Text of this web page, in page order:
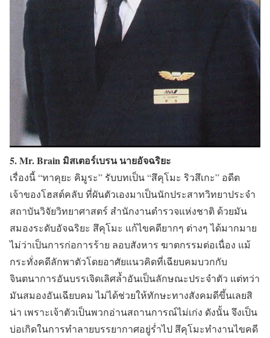
5. Mr. Brain มิสเตอร์เบรน นายอัจฉริยะ
เรื่องนี้“ทาคุยะ คิมูระ” รับบทเป็น“สึคุโมะ ริวสึเกะ” อดีต
เจ้าของโฮสต์คลับ ที่ผันตัวเองมาเป็นนักประสาทวิทยาประจำ
สถาบันวิจัยวิทยาศาสตร์ สำนักงานตำรวจแห่งชาติ ด้วยมัน
สมองระดับอัจฉริยะ สึคุโมะ แก้ไขคดียากๆ ต่างๆ ได้มากมาย
ไม่ว่าเป็นการก่อการร้าย ลอบสังหาร ฆาตกรรมต่อเนื่อง แม้
กระทั่งคดีลักพาตัวโดยอาศัยแนวคิดที่เฉียบคมบวกกับ
จินตนาการอันบรรเจิดเลิศล้ำอันเป็นลักษณะประจำตัว แต่ทว่า
มันสมองอันเฉียบคม ไม่ได้ช่วยให้ทักษะทางสังคมดีขึ้นเลยสิ
น่า เพราะเจ้าตัวเป็นพวกอ่านสถานการณ์ไม่เก่ง ดังนั้น จึงเป็น
บ่อเกิดในการทำลายบรรยากาศอยู่ร่ำไป สึคุโมะทำงานไขคดี